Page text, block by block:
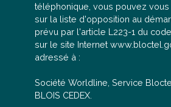
téléphonique, vous pouvez
sur la liste d'opposition au
prévu par l'article L223-1 du
sur le site Internet
adressé à :
Société Worldline, Service
BLOIS CEDEX.